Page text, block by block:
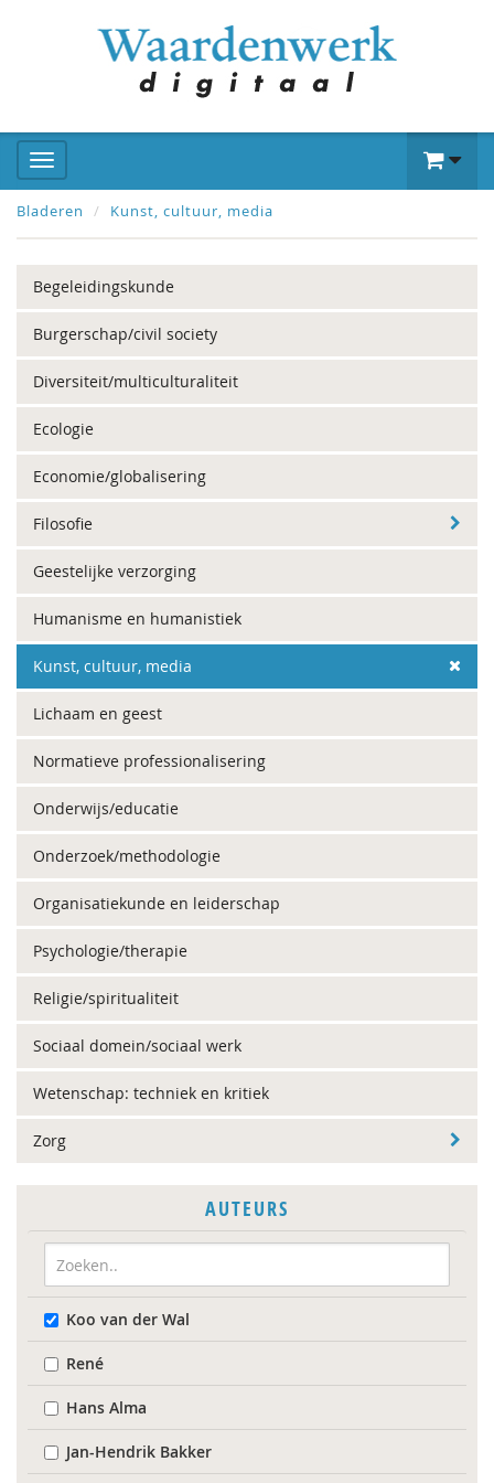
Bladeren Kunst, cultuur, media
Begeleidingskunde
Burgerschap/civil society
Diversiteit/multiculturaliteit
Ecologie
Economie/globalisering
Filosofie
Geestelijke verzorging
Humanisme en humanistiek
Kunst, cultuur, media
Lichaam en geest
Normatieve professionalisering
Onderwijs/educatie
Onderzoek/methodologie
Organisatiekunde en leiderschap
Psychologie/therapie
Religie/spiritualiteit
Sociaal domein/sociaal werk
Wetenschap: techniek en kritiek
Zorg
AUTEURS
Koo van der Wal
René
Hans Alma
Jan-Hendrik Bakker